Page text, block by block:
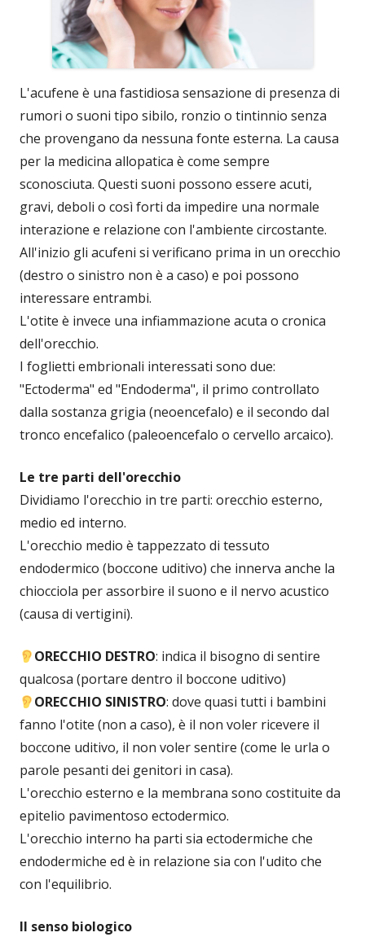
L'acufene è una fastidiosa sensazione di presenza di
rumori o suoni tipo sibilo, ronzio o tintinnio senza
che provengano da nessuna fonte esterna. La causa
per la medicina allopatica è come sempre
sconosciuta. Questi suoni possono essere acuti,
gravi, deboli o così forti da impedire una normale
interazione e relazione con l'ambiente circostante.
All'inizio gli acufeni si verificano prima in un orecchio
(destro o sinistro non è a caso) e poi possono
interessare entrambi.
L'otite è invece una infiammazione acuta o cronica
dell'orecchio.
I foglietti embrionali interessati sono due:
"Ectoderma" ed "Endoderma", il primo controllato
dalla sostanza grigia (neoencefalo) e il secondo dal
tronco encefalico (paleoencefalo o cervello arcaico).
Le tre parti dell'orecchio
Dividiamo l'orecchio in tre parti: orecchio esterno,
medio ed interno.
L'orecchio medio è tappezzato di tessuto
endodermico (boccone uditivo) che innerva anche la
chiocciola per assorbire il suono e il nervo acustico
(causa di vertigini).
ORECCHIO DESTRO: indica il bisogno di sentire
qualcosa (portare dentro il boccone uditivo)
ORECCHIO SINISTRO: dove quasi tutti i bambini
fanno l'otite (non a caso), è il non voler ricevere il
boccone uditivo, il non voler sentire (come le urla o
parole pesanti dei genitori in casa).
L'orecchio esterno e la membrana sono costituite da
epitelio pavimentoso ectodermico.
L'orecchio interno ha parti sia ectodermiche che
endodermiche ed è in relazione sia con l'udito che
con l'equilibrio.
Il senso biologico